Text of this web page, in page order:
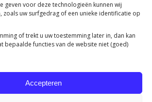
geven voor deze technologieën kunnen wij
zoals uw surfgedrag of een unieke identificatie op
of trekt u uw toestemming later in, dan kan
bepaalde functies van de website niet (goed)
Accepteren